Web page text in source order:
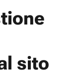
sito